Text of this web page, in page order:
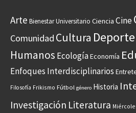
Arte Bienestar Universitario Ciencia Cine
Comunidad Cultura Deporte
Humanos EcologíaEconomía
Enfoques Interdisciplinarios
Filosofía Frikismo Fútbol género Historia
Investigación Literatura